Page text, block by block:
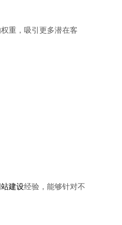
重，吸引更多潜在客
建设经验，能够针对不